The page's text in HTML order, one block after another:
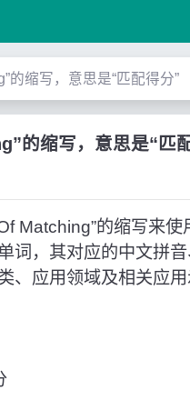
的缩写，意思是“匹配得分”
的缩写，意思是“匹
Matching”的缩写来使
词，其对应的中文拼
、应用领域及相关应用